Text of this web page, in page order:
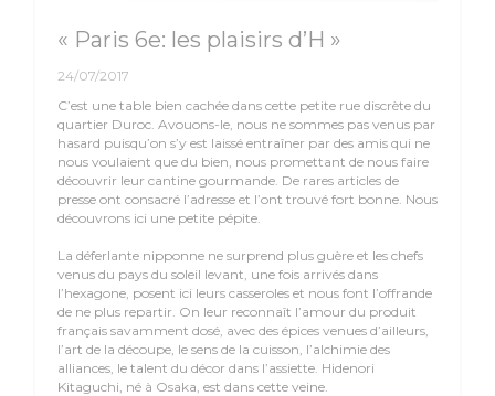
« Paris 6e: les plaisirs d’H »
24/07/2017
C’est une table bien cachée dans cette petite rue discrète du
quartier Duroc. Avouons-le, nous ne sommes pas venus par
hasard puisqu’on s’y est laissé entraîner par des amis qui ne
nous voulaient que du bien, nous promettant de nous faire
découvrir leur cantine gourmande. De rares articles de
presse ont consacré l’adresse et l’ont trouvé fort bonne. Nous
découvrons ici une petite pépite.
La déferlante nipponne ne surprend plus guère et les chefs
venus du pays du soleil levant, une fois arrivés dans
l’hexagone, posent ici leurs casseroles et nous font l’offrande
de ne plus repartir. On leur reconnaît l’amour du produit
français savamment dosé, avec des épices venues d’ailleurs,
l’art de la découpe, le sens de la cuisson, l’alchimie des
alliances, le talent du décor dans l’assiette. Hidenori
Kitaguchi, né à Osaka, est dans cette veine.